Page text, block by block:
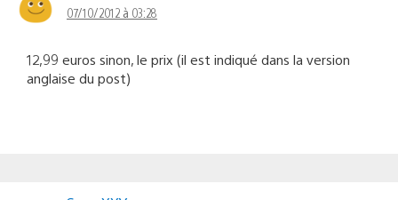
07/10/2012 à 03:28
12,99 euros sinon, le prix (il est indiqué dans la version
anglaise du post)